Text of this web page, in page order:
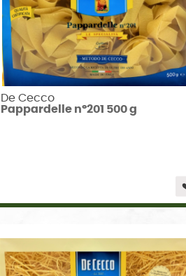
De Cecco
Pappardelle n°201 500 g